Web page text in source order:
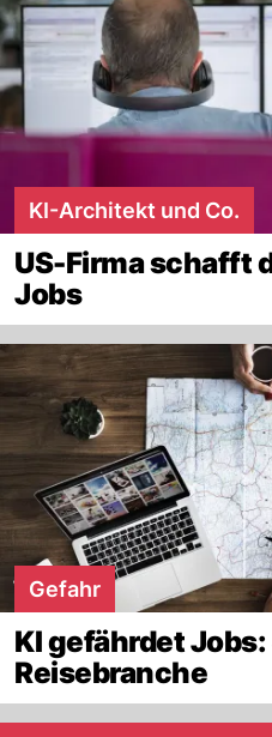
KI-Architekt und Co.
US-Firma schafft
Jobs
Gefahr
KI gefährdet
Reisebranche